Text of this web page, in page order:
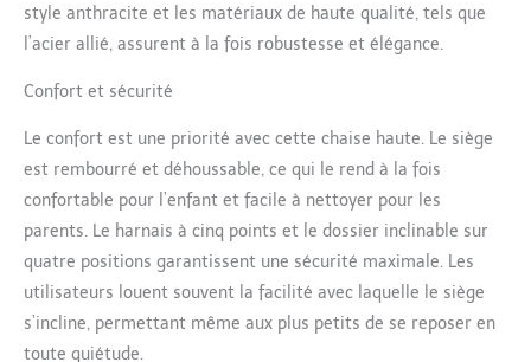
niveaux différents pour
mieux s'adapter à la
PLATEAU : Le grand
plateau est réglable sur
4 niveaux, il est
facilement amovible et
lavable au lave-vaisselle
COMPACTE ET FACILE À
TRANSPORTER : Une fois
pliée, la chaise est ultra
compacte, et se tient
style anthracite et les matériaux de haute qualité, tels que
l’acier allié, assurent à la fois robustesse et élégance.
Confort et sécurité
Le confort est une priorité avec cette chaise haute. Le siège
est rembourré et déhoussable, ce qui le rend à la fois
confortable pour l’enfant et facile à nettoyer pour les
parents. Le harnais à cinq points et le dossier inclinable sur
quatre positions garantissent une sécurité maximale. Les
utilisateurs louent souvent la facilité avec laquelle le siège
s’incline, permettant même aux plus petits de se reposer en
toute quiétude.